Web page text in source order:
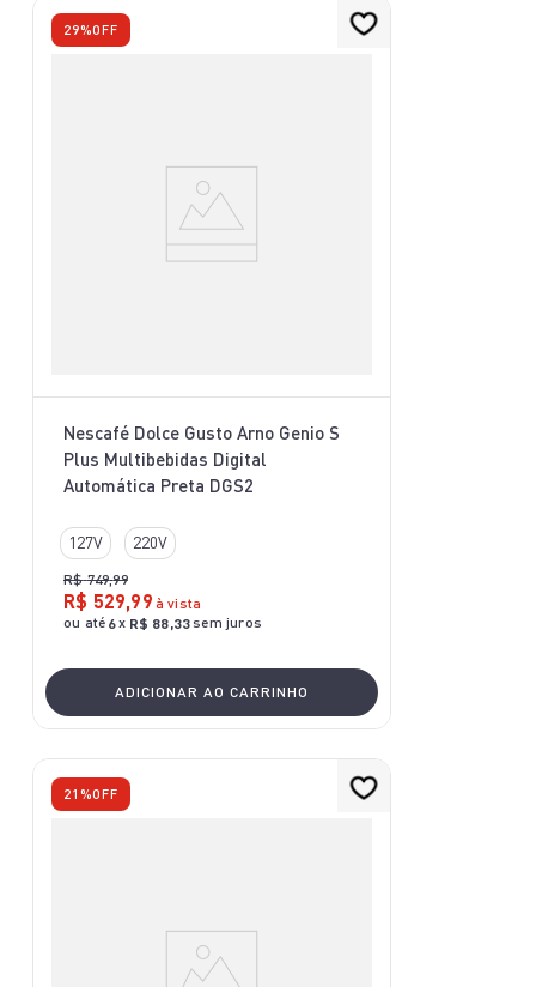
29%OFF
Nescafé Dolce Gusto Arno Genio S
Plus Multibebidas Digital
Automática Preta DGS2
127V 220V
R$ 749,99
R$ 529,99 à vista
ou até 6x R$ 88,33sem juros
ADICIONAR AO CARRINHO
21%OFF